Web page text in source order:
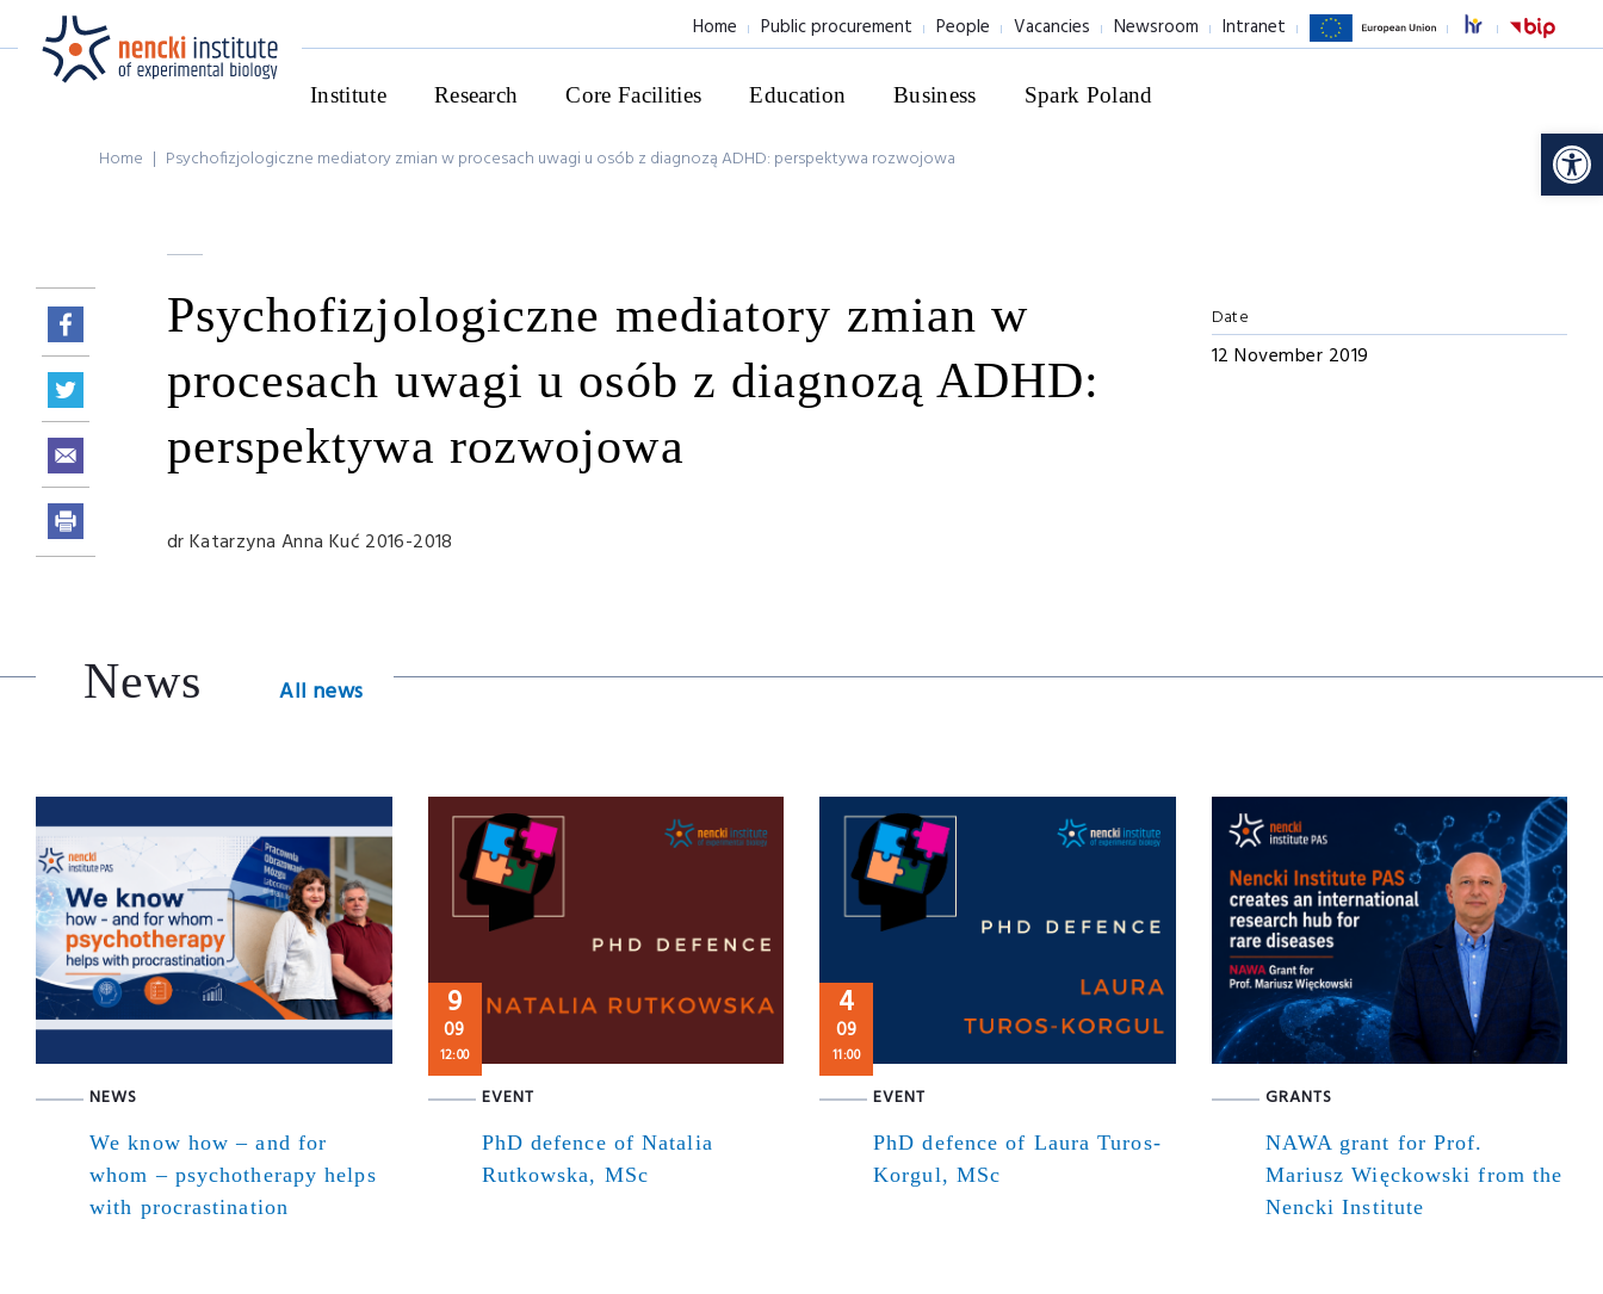
Home Public procurement People Vacancies Newsroom Intranet
Institute Research Core Facilities Education Business Spark Poland
Home | Psychofizjologiczne mediatory zmian w procesach uwagi u osób z diagnozą ADHD: perspektywa rozwojowa
Psychofizjologiczne mediatory zmian w
procesach uwagi u osób z diagnozą ADHD:
perspektywa rozwojowa
dr Katarzyna Anna Kuć 2016-2018
Date
12 November 2019
News All news
NEWS
We know how – and for
whom – psychotherapy helps
with procrastination
9
09
12:00
EVENT
PhD defence of Natalia
Rutkowska, MSc
4
09
11:00
EVENT
PhD defence of Laura Turos-
Korgul, MSc
GRANTS
NAWA grant for Prof.
Mariusz Więckowski from the
Nencki Institute